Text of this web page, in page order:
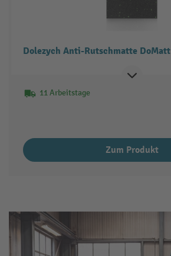
Dolezych Anti-Rutschmatte DoMatt
11 Arbeitstage
Zum Produkt